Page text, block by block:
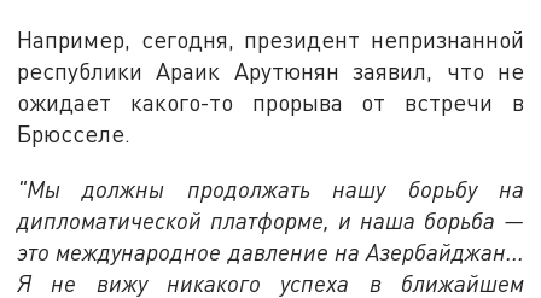
Например, сегодня, президент непризнанной
республики Араик Арутюнян заявил, что не
ожидает какого-то прорыва от встречи в
Брюсселе.
"Мы должны продолжать нашу борьбу на
дипломатической платформе, и наша борьба —
это международное давление на Азербайджан...
Я не вижу никакого успеха в ближайшем